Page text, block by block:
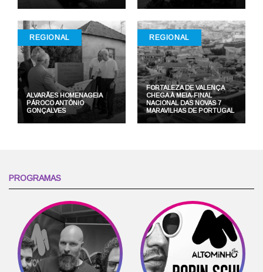
REGIONAL
ALVARÃES HOMENAGEIA
PÁROCO ANTÓNIO
GONÇALVES
REGIONAL
FORTALEZA DE VALENÇA
CHEGA À MEIA-FINAL
NACIONAL DAS NOVAS 7
MARAVILHAS DE PORTUGAL
PROGRAMAS